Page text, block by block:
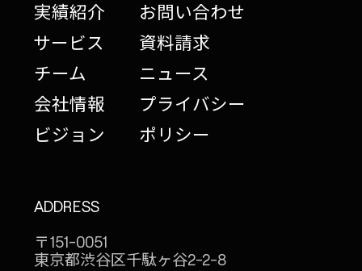
実績紹介
サービス
チーム
会社情報
ビジョン
お問い合わせ
資料請求
ニュース
プライバシー
ポリシー
ADDRESS
〒151-0051
東京都渋谷区千駄ヶ谷2-2-8